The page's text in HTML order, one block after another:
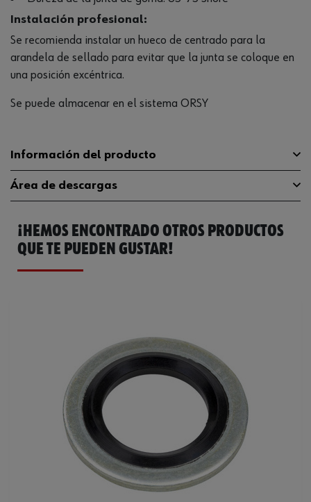
Instalación profesional:
Se recomienda instalar un hueco de centrado para la
arandela de sellado para evitar que la junta se coloque en
una posición excéntrica.
Se puede almacenar en el sistema ORSY
Información del producto
Peso del producto (por artículo) 147.000 g
Área de descargas
Catálogo General 0866177215
Ficha Técnica
¡HEMOS ENCONTRADO OTROS PRODUCTOS
QUE TE PUEDEN GUSTAR!